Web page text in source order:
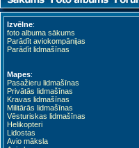
Izvēlne:
foto albuma sākums
Parādīt aviokompānijas
Parādīt lidmašīnas
Mapes:
Pasažieru lidmašīnas
Privātās lidmašīnas
Kravas lidmašīnas
Militārās lidmašīnas
Vēsturiskas lidmašīnas
Helikopteri
Lidostas
Avio māksla